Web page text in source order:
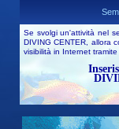
Se svolgi un'attività nel
DIVING CENTER, allora
visibilità in Internet